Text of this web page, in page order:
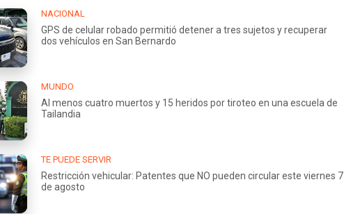
NACIONAL
GPS de celular robado permitió detener a tres sujetos y recuperar
dos vehículos en San Bernardo
MUNDO
Al menos cuatro muertos y 15 heridos por tiroteo en una escuela de
Tailandia
TE PUEDE SERVIR
Restricción vehicular: Patentes que NO pueden circular este viernes 7
de agosto